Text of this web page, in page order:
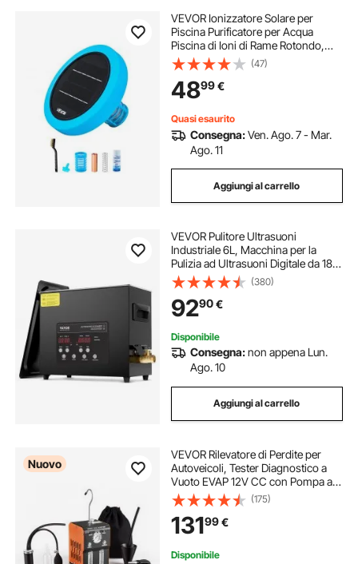
VEVOR Ionizzatore Solare per
Piscina Purificatore per Acqua
Piscina di Ioni di Rame Rotondo,
Ionizzatore Solare Pulitore
Galleggiante Automatico 132486 L
per Piscine SPA Vasca
Idromassaggio
(47)
4899€
Quasi esaurito
Consegna:Ven. Ago. 7 - Mar.
Ago. 11
Aggiungi al carrello
VEVOR Pulitore Ultrasuoni
Industriale 6L, Macchina per la
Pulizia ad Ultrasuoni Digitale da 180
W, con Modalità Delicata e
Degasaggio Migliorato, con
Riscaldatore e Timer, per Gioielli
(380)
9290€
Disponibile
Consegna:non appena Lun.
Ago. 10
Aggiungi al carrello
Nuovo
VEVOR Rilevatore di Perdite per
Autoveicoli, Tester Diagnostico a
Vuoto EVAP 12V CC con Pompa ad
Aria Integrata Manometro
Flussometro Indicatore di Livello
d'Olio, 2 Modalità per Moto,
Camion, Barche
(175)
13199€
Disponibile